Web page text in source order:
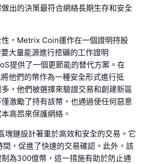
出的決策最符合網絡長期生存和安全
，Metrix Coin運作在一個證明持股
大量能源進行挖礦的工作證明
提供了一個更節能的替代方案。在
他們的幣作為一種安全形式進行抵
，他們被選擇來驗證交易和創建新區
激勵了持有該幣，也通過使任何惡意
高昂來保護網絡。
鏈設計著重於高效和安全的交易。它
，促進了快速的交易確認。此外，該
為300億幣，這一措施有助於防止通